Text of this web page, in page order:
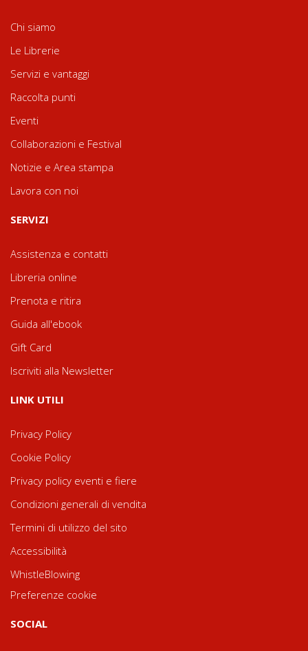
Chi siamo
Le Librerie
Servizi e vantaggi
Raccolta punti
Eventi
Collaborazioni e Festival
Notizie e Area stampa
Lavora con noi
SERVIZI
Assistenza e contatti
Libreria online
Prenota e ritira
Guida all'ebook
Gift Card
Iscriviti alla Newsletter
LINK UTILI
Privacy Policy
Cookie Policy
Privacy policy eventi e fiere
Condizioni generali di vendita
Termini di utilizzo del sito
Accessibilità
WhistleBlowing
Preferenze cookie
SOCIAL